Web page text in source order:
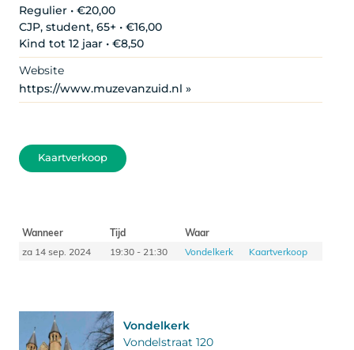
Regulier • €20,00
CJP, student, 65+ • €16,00
Kind tot 12 jaar • €8,50
Website
https://www.muzevanzuid.nl »
Kaartverkoop
Wanneer Tijd
Waar
za 14 sep. 2024
19:30 - 21:30 Vondelkerk Kaartverkoop
Vondelkerk
Vondelstraat 120